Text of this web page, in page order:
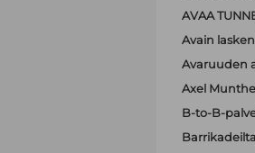
AVAA
Avain
Avaruuden
Axel
B-to-B-